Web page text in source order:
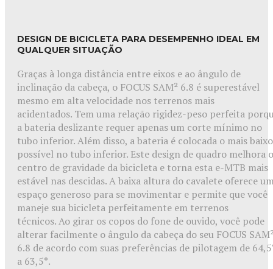
DESIGN DE BICICLETA PARA DESEMPENHO IDEAL EM
QUALQUER SITUAÇÃO
Graças à longa distância entre eixos e ao ângulo de
inclinação da cabeça, o FOCUS SAM² 6.8 é superestável
mesmo em alta velocidade nos terrenos mais
acidentados. Tem uma relação rigidez-peso perfeita
a bateria deslizante requer apenas um corte mínimo no
tubo inferior. Além disso, a bateria é colocada o mais baixo
possível no tubo inferior. Este design de quadro melhora o
centro de gravidade da bicicleta e torna esta e-MTB mais
estável nas descidas. A baixa altura do cavalete oferece
espaço generoso para se movimentar e permite que você
maneje sua bicicleta perfeitamente em terrenos
técnicos. Ao girar os copos do fone de ouvido, você pode
alterar facilmente o ângulo da cabeça do seu FOCUS
6.8 de acordo com suas preferências de pilotagem de
a 63,5°.